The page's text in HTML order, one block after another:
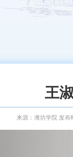
科
王
来源：潍坊学院 发